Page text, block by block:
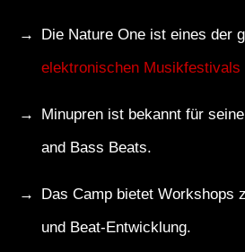
Die Nature One ist eines der
elektronischen Musikfestivals
Minupren ist bekannt für
and Bass Beats.
Das Camp bietet Workshops
und Beat-Entwicklung.